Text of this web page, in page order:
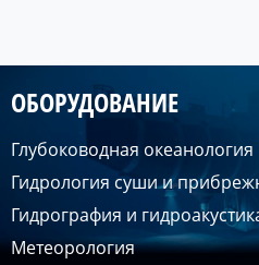
ОБОРУДОВАНИЕ
Глубоководная океанология
Гидрология суши и
Гидрография и
Метеорология